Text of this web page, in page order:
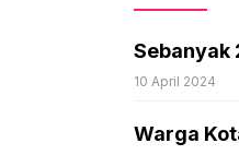
Sebanyak
10 April 2024
Warga